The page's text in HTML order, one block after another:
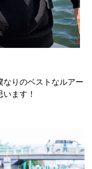
りのベストなルアー
ます！